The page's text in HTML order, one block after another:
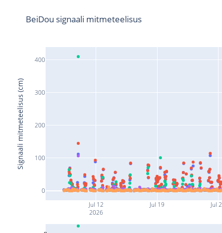
Jul 12
2026
Jul 19 Jul
0
100
200
300
400
BeiDou signaali mitmeteelisus
Signaali mitmeteelisus (cm)